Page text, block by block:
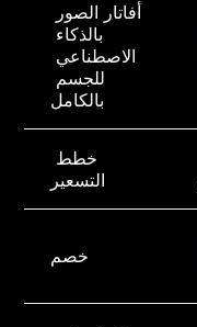
أفاتار الصور
بالذكاء
الاصطناعي
للجسم
بالكامل
خطط
التسعير
خصم